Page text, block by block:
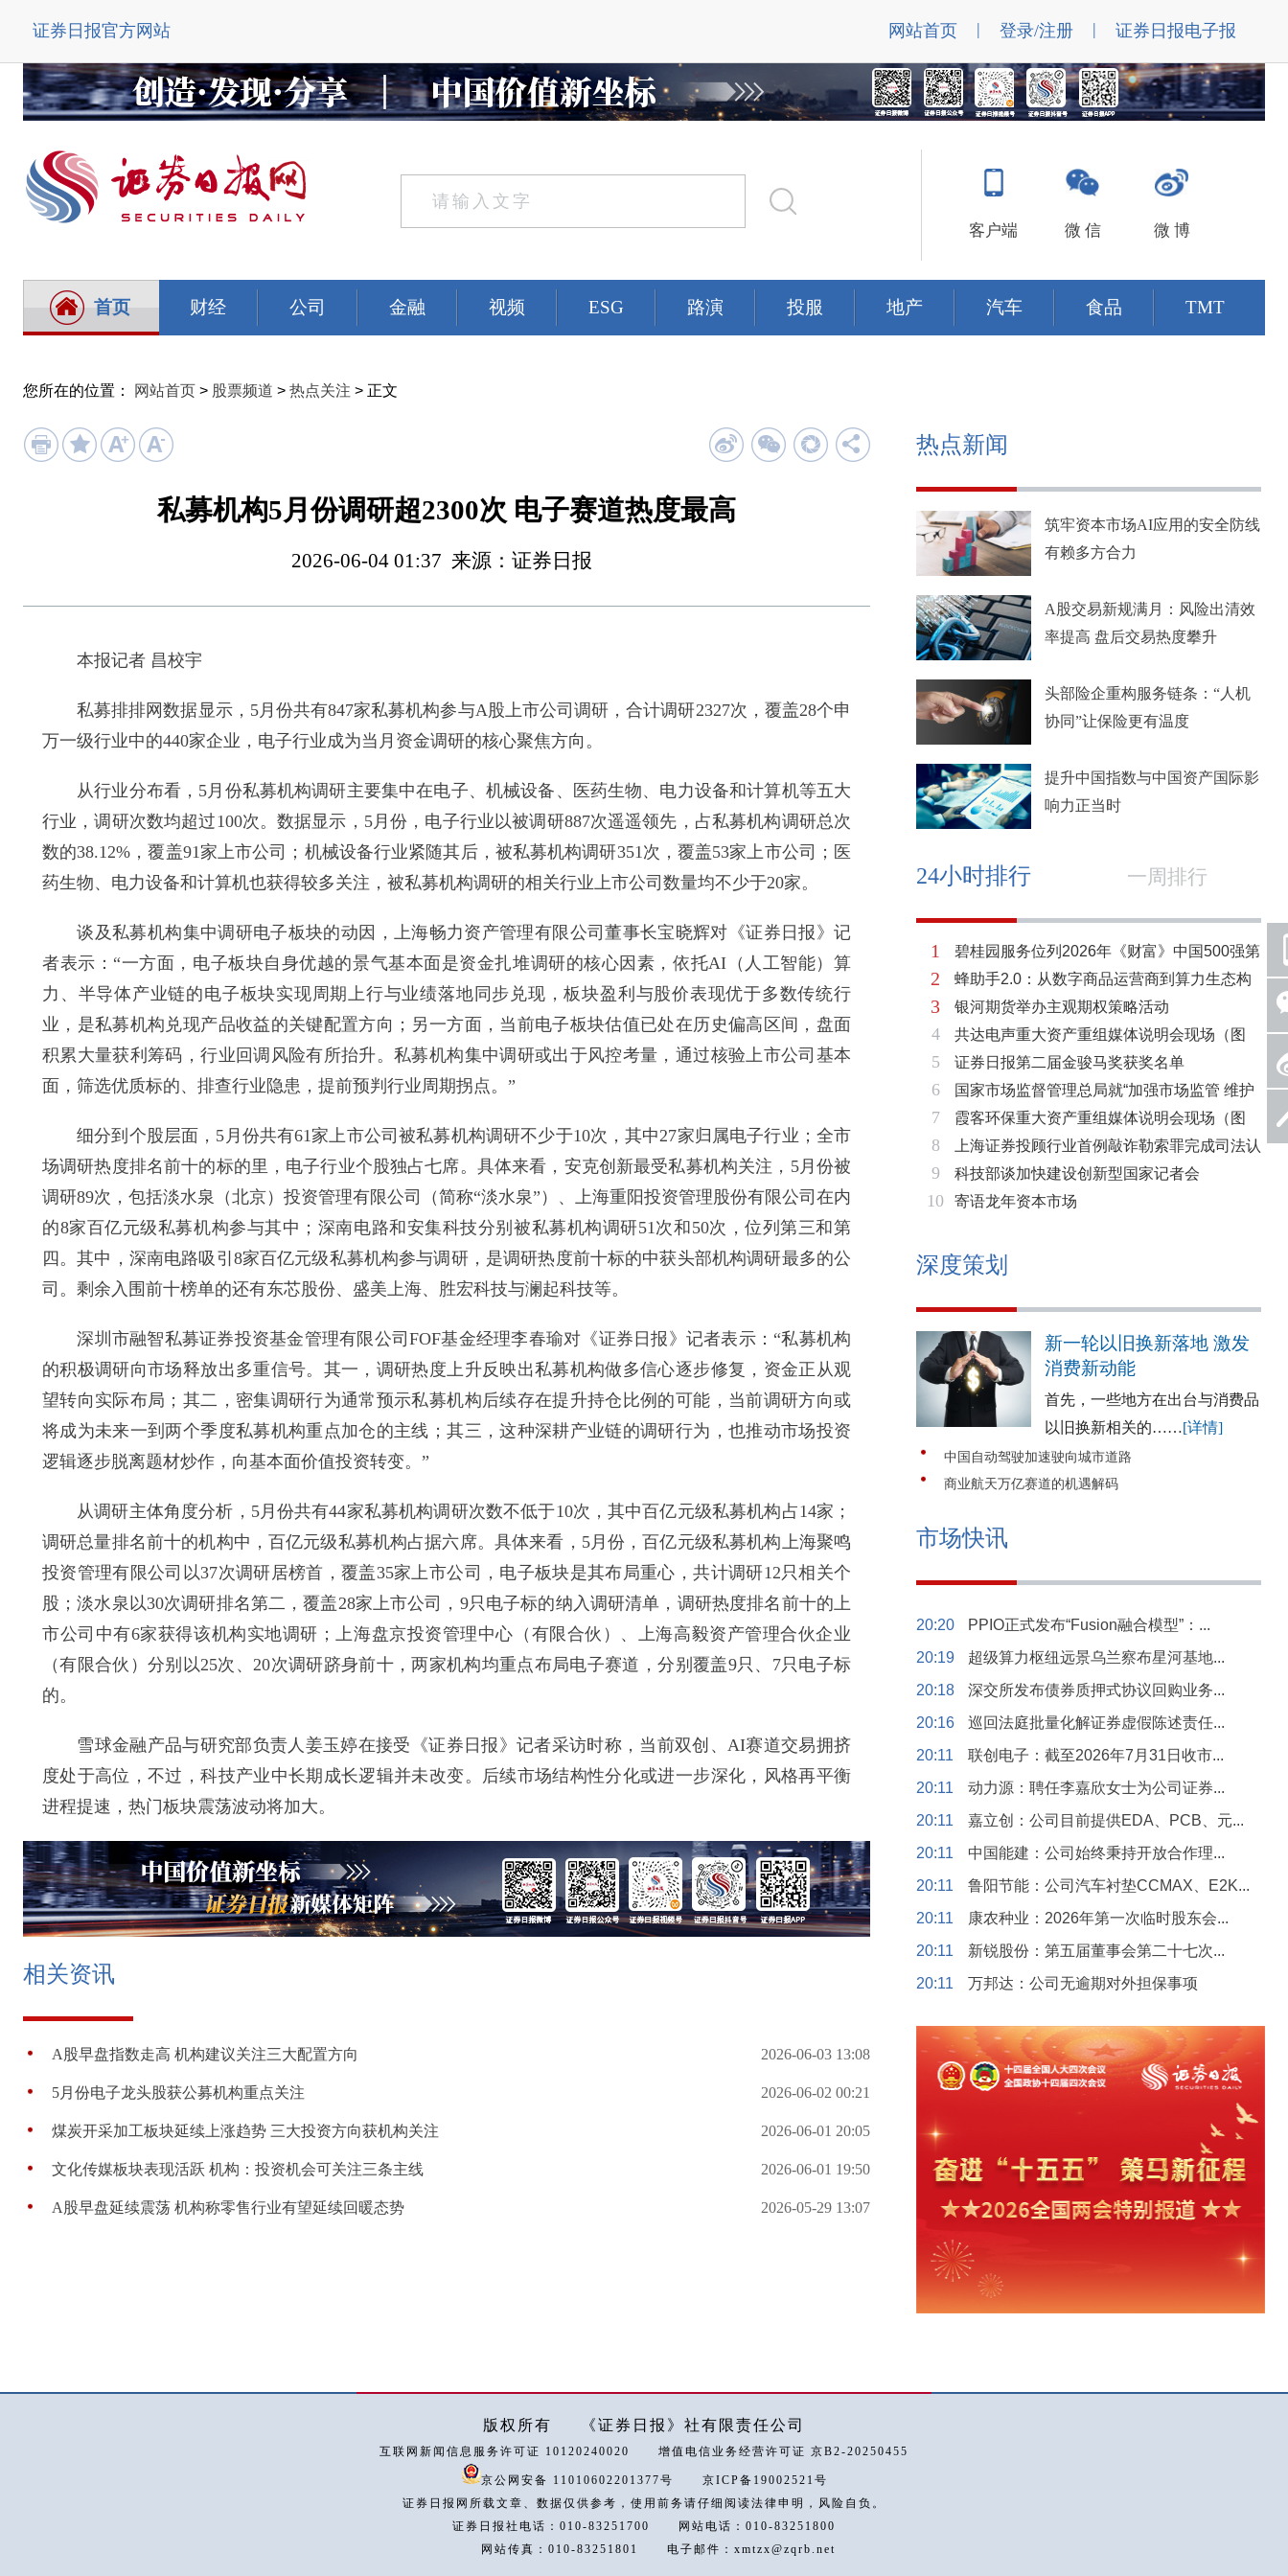
证券日报官方网站 网站首页 | 登录/注册 | 证券日报电子报
客户端 微 信 微 博
首页 财经 公司 金融 视频 ESG 路演 投服 地产 汽车 食品 TMT
您所在的位置： 网站首页 > 股票频道 > 热点关注 > 正文
私募机构5月份调研超2300次 电子赛道热度最高
2026-06-04 01:37 来源：证券日报
本报记者 昌校宇
私募排排网数据显示，5月份共有847家私募机构参与A股上市公司调研，合计调研2327次，覆盖28个申
万一级行业中的440家企业，电子行业成为当月资金调研的核心聚焦方向。
从行业分布看，5月份私募机构调研主要集中在电子、机械设备、医药生物、电力设备和计算机等五大
行业，调研次数均超过100次。数据显示，5月份，电子行业以被调研887次遥遥领先，占私募机构调研总次
数的38.12%，覆盖91家上市公司；机械设备行业紧随其后，被私募机构调研351次，覆盖53家上市公司；医
药生物、电力设备和计算机也获得较多关注，被私募机构调研的相关行业上市公司数量均不少于20家。
谈及私募机构集中调研电子板块的动因，上海畅力资产管理有限公司董事长宝晓辉对《证券日报》记
者表示：“一方面，电子板块自身优越的景气基本面是资金扎堆调研的核心因素，依托AI（人工智能）算
力、半导体产业链的电子板块实现周期上行与业绩落地同步兑现，板块盈利与股价表现优于多数传统行
业，是私募机构兑现产品收益的关键配置方向；另一方面，当前电子板块估值已处在历史偏高区间，盘面
积累大量获利筹码，行业回调风险有所抬升。私募机构集中调研或出于风控考量，通过核验上市公司基本
面，筛选优质标的、排查行业隐患，提前预判行业周期拐点。”
细分到个股层面，5月份共有61家上市公司被私募机构调研不少于10次，其中27家归属电子行业；全市
场调研热度排名前十的标的里，电子行业个股独占七席。具体来看，安克创新最受私募机构关注，5月份被
调研89次，包括淡水泉（北京）投资管理有限公司（简称“淡水泉”）、上海重阳投资管理股份有限公司在内
的8家百亿元级私募机构参与其中；深南电路和安集科技分别被私募机构调研51次和50次，位列第三和第
四。其中，深南电路吸引8家百亿元级私募机构参与调研，是调研热度前十标的中获头部机构调研最多的公
司。剩余入围前十榜单的还有东芯股份、盛美上海、胜宏科技与澜起科技等。
深圳市融智私募证券投资基金管理有限公司FOF基金经理李春瑜对《证券日报》记者表示：“私募机构
的积极调研向市场释放出多重信号。其一，调研热度上升反映出私募机构做多信心逐步修复，资金正从观
望转向实际布局；其二，密集调研行为通常预示私募机构后续存在提升持仓比例的可能，当前调研方向或
将成为未来一到两个季度私募机构重点加仓的主线；其三，这种深耕产业链的调研行为，也推动市场投资
逻辑逐步脱离题材炒作，向基本面价值投资转变。”
从调研主体角度分析，5月份共有44家私募机构调研次数不低于10次，其中百亿元级私募机构占14家；
调研总量排名前十的机构中，百亿元级私募机构占据六席。具体来看，5月份，百亿元级私募机构上海聚鸣
投资管理有限公司以37次调研居榜首，覆盖35家上市公司，电子板块是其布局重心，共计调研12只相关个
股；淡水泉以30次调研排名第二，覆盖28家上市公司，9只电子标的纳入调研清单，调研热度排名前十的上
市公司中有6家获得该机构实地调研；上海盘京投资管理中心（有限合伙）、上海高毅资产管理合伙企业
（有限合伙）分别以25次、20次调研跻身前十，两家机构均重点布局电子赛道，分别覆盖9只、7只电子标
的。
雪球金融产品与研究部负责人姜玉婷在接受《证券日报》记者采访时称，当前双创、AI赛道交易拥挤
度处于高位，不过，科技产业中长期成长逻辑并未改变。后续市场结构性分化或进一步深化，风格再平衡
进程提速，热门板块震荡波动将加大。
相关资讯
A股早盘指数走高 机构建议关注三大配置方向 2026-06-03 13:08
5月份电子龙头股获公募机构重点关注 2026-06-02 00:21
煤炭开采加工板块延续上涨趋势 三大投资方向获机构关注 2026-06-01 20:05
文化传媒板块表现活跃 机构：投资机会可关注三条主线 2026-06-01 19:50
A股早盘延续震荡 机构称零售行业有望延续回暖态势 2026-05-29 13:07
热点新闻
筑牢资本市场AI应用的安全防线
有赖多方合力
A股交易新规满月：风险出清效
率提高 盘后交易热度攀升
头部险企重构服务链条：“人机
协同”让保险更有温度
提升中国指数与中国资产国际影
响力正当时
24小时排行 一周排行
1
2
3
4
5
6
7
8
9
10
碧桂园服务位列2026年《财富》中国500强第
321位 排名稳步上升彰显发展韧性
蜂助手2.0：从数字商品运营商到算力生态构
建者的跃迁
银河期货举办主观期权策略活动
共达电声重大资产重组媒体说明会现场（图
片）
证券日报第二届金骏马奖获奖名单
国家市场监督管理总局就“加强市场监管 维护
市场秩序”答记者问
霞客环保重大资产重组媒体说明会现场（图
片）
上海证券投顾行业首例敲诈勒索罪完成司法认
定 司法机关重拳打击“职业索赔人”
科技部谈加快建设创新型国家记者会
寄语龙年资本市场
深度策划
新一轮以旧换新落地 激发
消费新动能
首先，一些地方在出台与消费品
以旧换新相关的……[详情]
中国自动驾驶加速驶向城市道路
商业航天万亿赛道的机遇解码
市场快讯
20:20
PPIO正式发布“Fusion融合模型”：...
20:19
超级算力枢纽远景乌兰察布星河基地...
20:18
深交所发布债券质押式协议回购业务...
20:16
巡回法庭批量化解证券虚假陈述责任...
20:11
联创电子：截至2026年7月31日收市...
20:11
动力源：聘任李嘉欣女士为公司证券...
20:11
嘉立创：公司目前提供EDA、PCB、元...
20:11
中国能建：公司始终秉持开放合作理...
20:11
鲁阳节能：公司汽车衬垫CCMAX、E2K...
20:11
康农种业：2026年第一次临时股东会...
20:11
新锐股份：第五届董事会第二十七次...
20:11
万邦达：公司无逾期对外担保事项
版权所有 《证券日报》社有限责任公司
互联网新闻信息服务许可证 10120240020 增值电信业务经营许可证 京B2-20250455
京公网安备 11010602201377号
京ICP备19002521号
证券日报网所载文章、数据仅供参考，使用前务请仔细阅读法律申明，风险自负。
证券日报社电话：010-83251700
网站电话：010-83251800
网站传真：010-83251801
电子邮件：xmtzx@zqrb.net